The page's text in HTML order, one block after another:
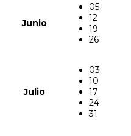
Junio
05
12
19
26
Julio
03
10
17
24
31